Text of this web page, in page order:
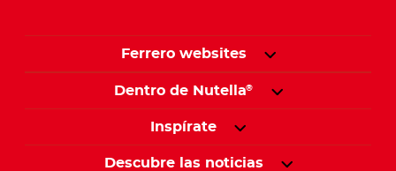
Ferrero websites
Dentro de Nutella®
Inspírate
Descubre las noticias